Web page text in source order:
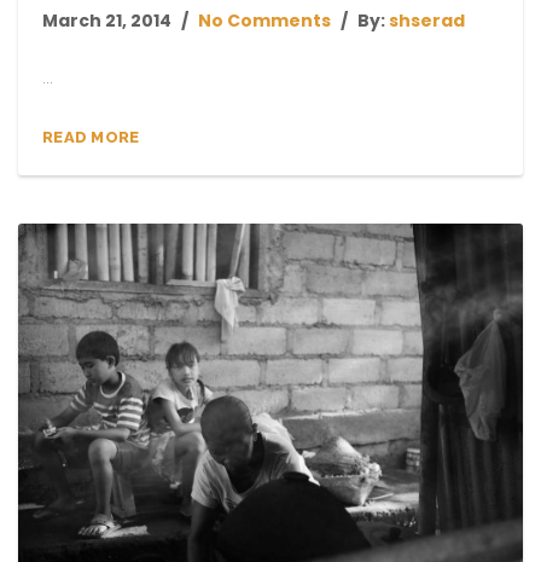
March 21, 2014 No Comments By:shserad
READ MORE